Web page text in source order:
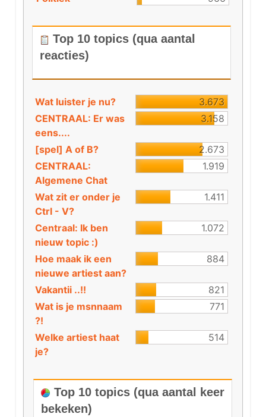
Top 10 topics (qua aantal
reacties)
Wat luister je nu?
3.673
CENTRAAL: Er was
eens....
3.158
[spel] A of B?
2.673
CENTRAAL:
Algemene Chat
1.919
Wat zit er onder je
Ctrl - V?
1.411
Centraal: Ik ben
nieuw topic :)
1.072
Hoe maak ik een
nieuwe artiest aan?
884
Vakantii ..!!
821
Wat is je msnnaam
?!
771
Welke artiest haat
je?
514
Top 10 topics (qua aantal keer
bekeken)